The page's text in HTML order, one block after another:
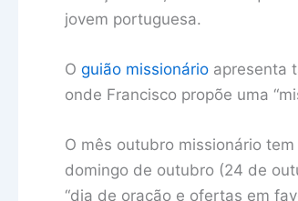
jovem portuguesa.
O guião missionário apresenta
onde Francisco propõe uma
O mês outubro missionário
domingo de outubro (24 de
“dia de oração e ofertas em